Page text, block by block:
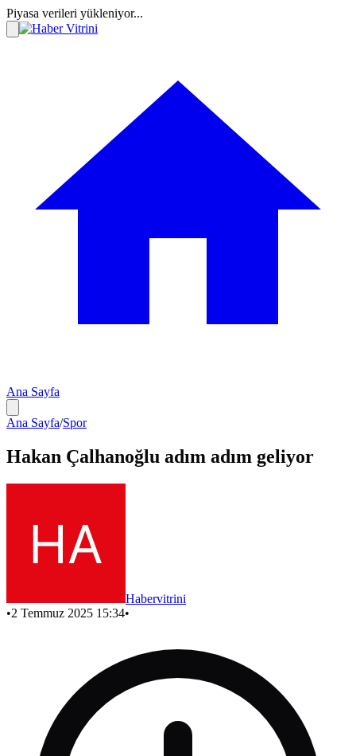
Piyasa verileri yükleniyor...
Ana Sayfa
Ana Sayfa/Spor
Hakan Çalhanoğlu adım adım geliyor
Habervitrini
•2 Temmuz 2025 15:34•